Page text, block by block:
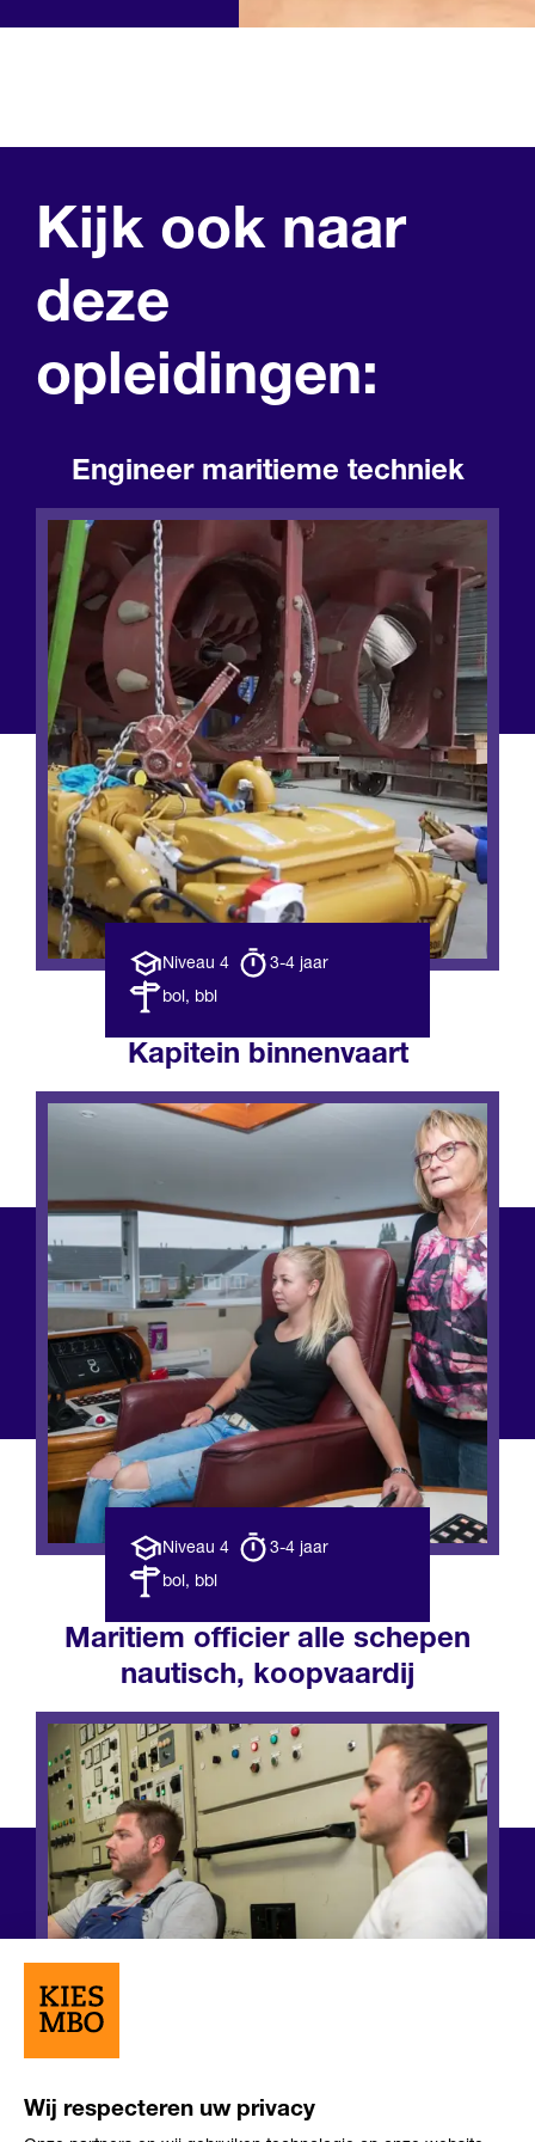
Kijk ook naar
deze
opleidingen:
Engineer maritieme techniek
Opleiding
Niveau 4
Opleiding
duur
3-4 jaar
Leerweg
bol, bbl
Kapitein binnenvaart
Opleiding
Niveau 4
Opleiding
duur
3-4 jaar
Leerweg
bol, bbl
Maritiem officier alle schepen
nautisch, koopvaardij
Wij respecteren uw privacy